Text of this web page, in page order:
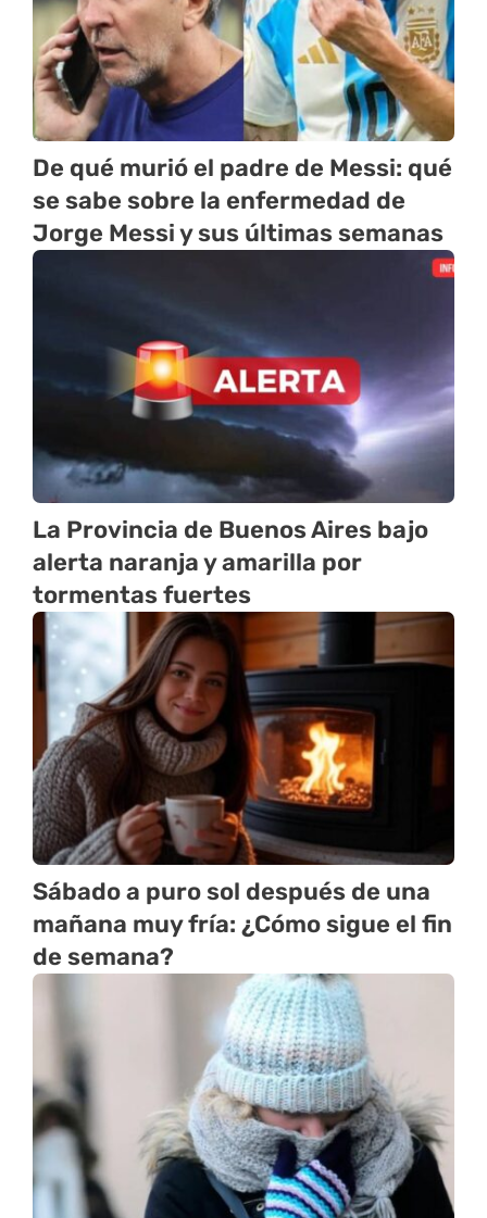
De qué murió el padre de Messi: qué
se sabe sobre la enfermedad de
Jorge Messi y sus últimas semanas
La Provincia de Buenos Aires bajo
alerta naranja y amarilla por
tormentas fuertes
Sábado a puro sol después de una
mañana muy fría: ¿Cómo sigue el fin
de semana?